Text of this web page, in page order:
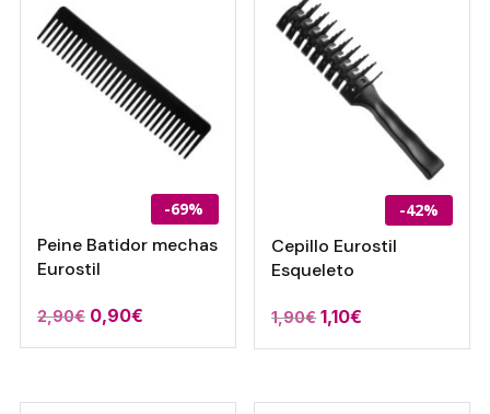
-69%
Peine Batidor mechas
Eurostil
2,90€ El
precio
era:
0,90€El
precio
es:
-42%
Cepillo Eurostil
Esqueleto
1,90€ El
precio
era:
1,10€
precio
es: